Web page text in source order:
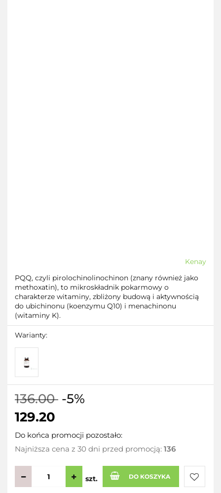
Kenay
PQQ, czyli pirolochinolinochinon (znany również jako
methoxatin), to mikroskładnik pokarmowy o
charakterze witaminy, zbliżony budową i aktywnością
do ubichinonu (koenzymu Q10) i menachinonu
(witaminy K).
Warianty:
136.00 -5%
129.20
Do końca promocji pozostało:
Najniższa cena z 30 dni przed promocją: 136
szt. DO KOSZYKA